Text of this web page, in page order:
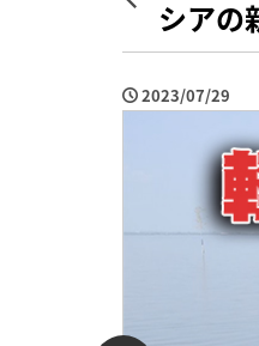
シアの
2023/07/29